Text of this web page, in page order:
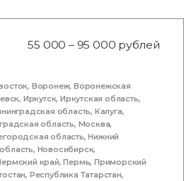
55 000 – 95 000 рублей
, Воронеж,Воронежская
, Иркутск,Иркутская область,
область, Калуга,
область, Москва,
область,Нижний
, Новосибирск,
край,Пермь,Приморский
, Республика Татарстан,